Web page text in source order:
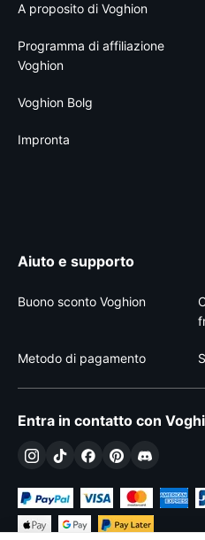
A proposito di Voghion
Programma di affiliazione
Voghion
Voghion Bolg
Impronta
Aiuto e supporto
Buono sconto Voghion
Metodo di pagamento
Entra in contatto con